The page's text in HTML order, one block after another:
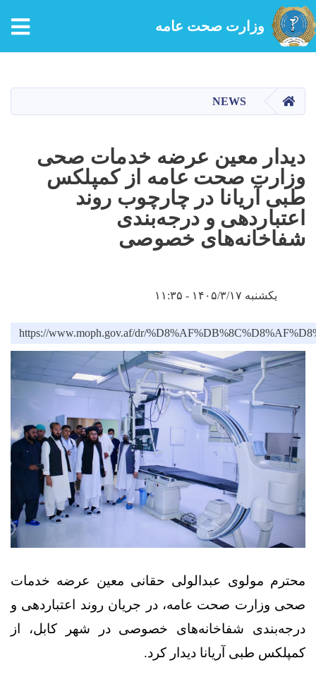
content
وزارت صحت عامه
HOME
NEWS
دیدار معین عرضه خدمات صحی
وزارت صحت عامه از کمپلکس
طبی آریانا در چارچوب روند
اعتباردهی و درجه‌بندی
شفاخانه‌های خصوصی
یکشنبه ۱۴۰۵/۳/۱۷ - ۱۱:۳۵
https://www.moph.gov.af/dr/
محترم مولوی عبدالولی حقانی معین عرضه خدمات
صحی وزارت صحت عامه، در جریان روند اعتباردهی و
درجه‌بندی شفاخانه‌های خصوصی در شهر کابل، از
کمپلکس طبی آریانا دیدار کرد.